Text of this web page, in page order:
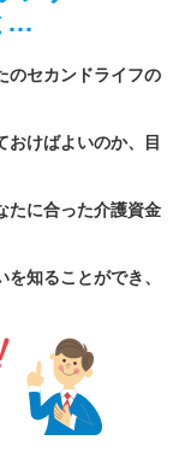
…
のセカンドライフの
おけばよいのか、目
たに合った介護資金
知ることができ、